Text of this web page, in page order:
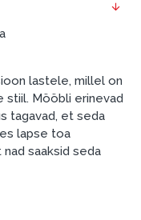
12 kuud,
makse: 25 €,
ka külastades
Läti.
on
eParaksts eID
Luminor,
lastele, millel on
stiil. Mööbli erinevad
tagavad, et seda
lapse toa
saaksid seda